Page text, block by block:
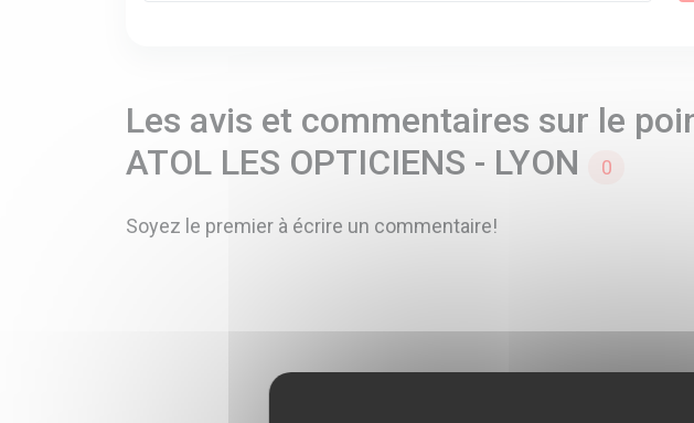
Les avis et commentaires sur le
ATOL LES OPTICIENS - LYON
0
Soyez le premier à écrire un commentaire!